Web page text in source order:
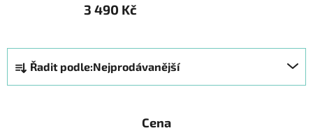
3 490 Kč
Ř
a
z
Řadit podle:Nejprodávanější
Cena